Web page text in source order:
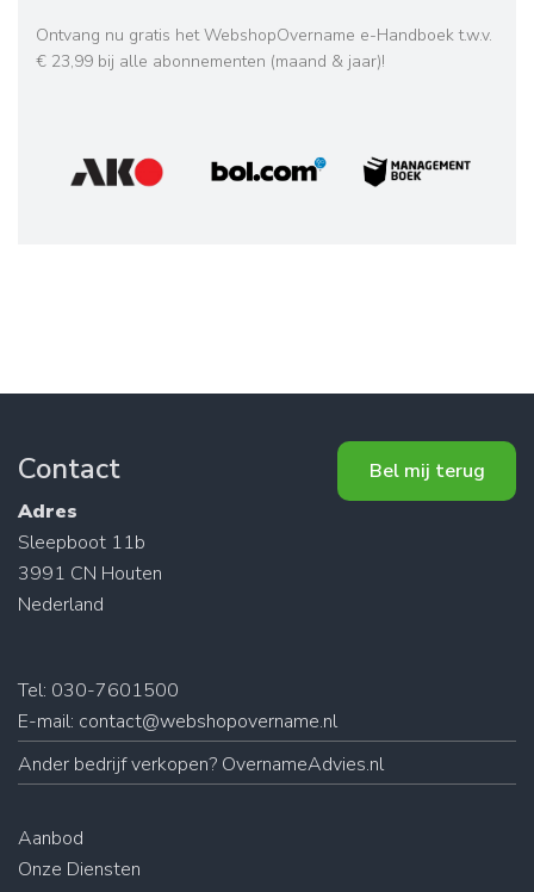
Ontvang nu gratis het WebshopOvername e-Handboek t.w.v.
€ 23,99 bij alle abonnementen (maand & jaar)!
Contact
Adres
Sleepboot 11b
3991 CN Houten
Nederland
Bel mij terug
Tel: 030-7601500
E-mail: contact@webshopovername.nl
Ander bedrijf verkopen? OvernameAdvies.nl
Aanbod
Onze Diensten